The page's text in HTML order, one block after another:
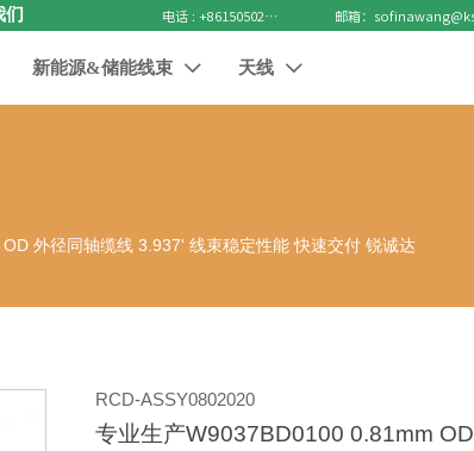
们 电话 : +8615050271688
新能源&储能线束  天线 
外径同轴缆线 3.937' 线束稳定性能 快速交付 锐诚达
RCD-ASSY0802020
专业生产W9037BD0100 0.81mm OD